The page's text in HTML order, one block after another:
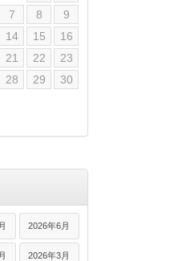
7 8
9
14 15
16
21 22
23
28 29
30
2026年6月
2026年3月